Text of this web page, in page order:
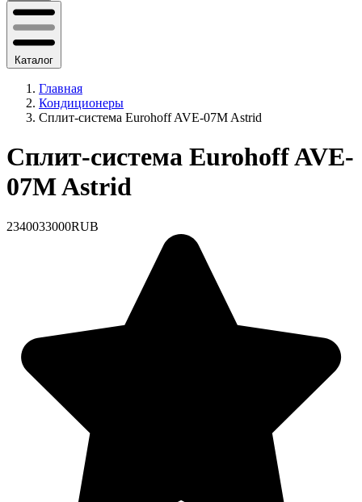
Каталог
Главная
Кондиционеры
Сплит-система Eurohoff AVE-07M Astrid
Сплит-система Eurohoff AVE-
07M Astrid
2340033000RUB